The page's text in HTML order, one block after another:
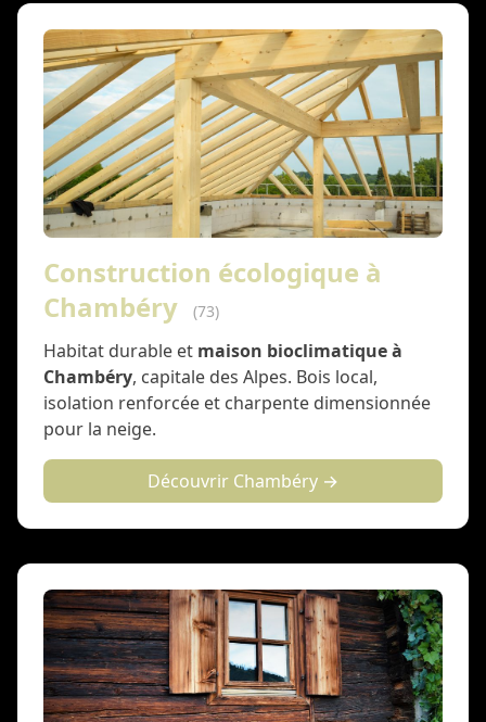
Construction écologique à
Chambéry
(73)
Habitat durable et maison bioclimatique à
Chambéry, capitale des Alpes. Bois local,
isolation renforcée et charpente dimensionnée
pour la neige.
Découvrir Chambéry →